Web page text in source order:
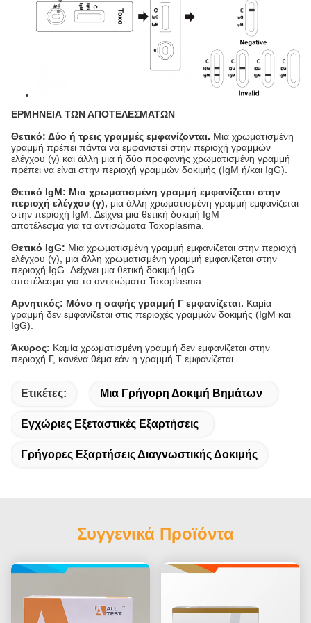
ΕΡΜΗΝΕΙΑ ΤΩΝ ΑΠΟΤΕΛΕΣΜΑΤΩΝ
Θετικό: Δύο ή τρεις γραμμές εμφανίζονται. Μια χρωματισμένη
γραμμή πρέπει πάντα να εμφανιστεί στην περιοχή γραμμών
ελέγχου (γ) και άλλη μια ή δύο προφανής χρωματισμένη γραμμή
πρέπει να είναι στην περιοχή γραμμών δοκιμής (IgM ή/και IgG).
Θετικό IgM: Μια χρωματισμένη γραμμή εμφανίζεται στην
περιοχή ελέγχου (γ), μια άλλη χρωματισμένη γραμμή εμφανίζεται
στην περιοχή IgM. Δείχνει μια θετική δοκιμή IgM
αποτέλεσμα για τα αντισώματα Toxoplasma.
Θετικό IgG: Μια χρωματισμένη γραμμή εμφανίζεται στην περιοχή
ελέγχου (γ), μια άλλη χρωματισμένη γραμμή εμφανίζεται στην
περιοχή IgG. Δείχνει μια θετική δοκιμή IgG
αποτέλεσμα για τα αντισώματα Toxoplasma.
Αρνητικός: Μόνο η σαφής γραμμή Γ εμφανίζεται. Καμία
γραμμή δεν εμφανίζεται στις περιοχές γραμμών δοκιμής (IgM και
IgG).
Άκυρος: Καμία χρωματισμένη γραμμή δεν εμφανίζεται στην
περιοχή Γ, κανένα θέμα εάν η γραμμή Τ εμφανίζεται.
Ετικέτες: Μια Γρήγορη Δοκιμή Βημάτων
Εγχώριες Εξεταστικές Εξαρτήσεις
Γρήγορες Εξαρτήσεις Διαγνωστικής Δοκιμής
Συγγενικά Προϊόντα